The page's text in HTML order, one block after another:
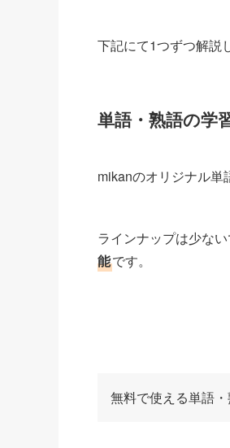
下記にて1つずつ解説
単語・熟語の学
mikanのオリジナル単
ラインナップは少ない
能です。
無料で使える単語